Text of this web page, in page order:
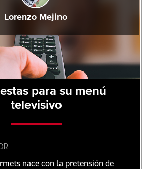
Lorenzo Mejino
para su menú
televisivo
nace con la pretensión de